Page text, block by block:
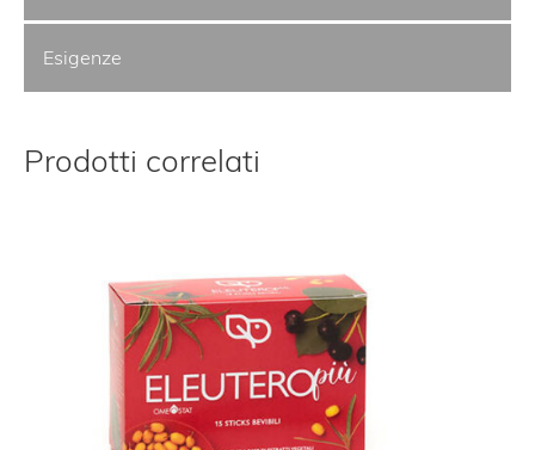
Esigenze
Prodotti correlati